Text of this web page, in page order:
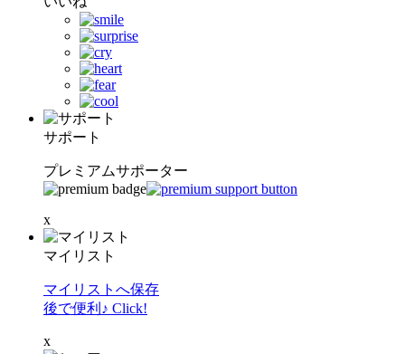
サポート
プレミアムサポーター
x
マイリスト
マイリストへ保存
後で便利♪ Click!
x